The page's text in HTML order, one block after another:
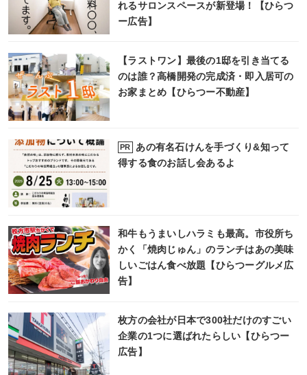
れるサロンスペースが新登場！【ひらつ
ー広告】
【ラストワン】最後の1邸を引き当てる
のは誰？高橋開発の完成済・即入居可の
お家まとめ【ひらつー不動産】
PR
あの有名石けんを手づくり&知って
得する食のお話し会あるよ
和牛もうまいしハラミも最高。市役所ち
かく「焼肉じゅん」のランチはあの美味
しいごはん食べ放題【ひらつーグルメ広
告】
枚方の会社が日本で300社だけのすごい
企業の1つに選ばれたらしい【ひらつー
広告】